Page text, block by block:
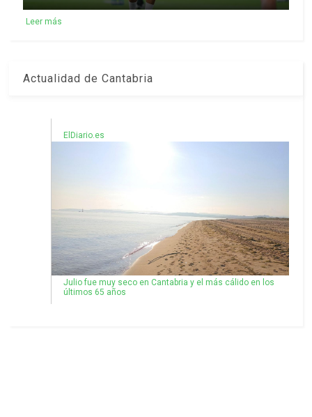
Leer más
Actualidad de Cantabria
ElDiario.es
Julio fue muy seco en Cantabria y el más cálido en los
últimos 65 años